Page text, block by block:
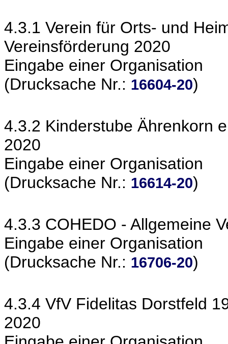
4.3.1 Verein für Orts- und
Vereinsförderung 2020
Eingabe einer Organisation
(Drucksache Nr.: 16604-20)
4.3.2 Kinderstube Ährenkorn
2020
Eingabe einer Organisation
(Drucksache Nr.: 16614-20)
4.3.3 COHEDO - Allgemeine
Eingabe einer Organisation
(Drucksache Nr.: 16706-20)
4.3.4 VfV Fidelitas Dorstfeld
2020